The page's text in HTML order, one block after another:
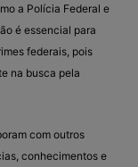
a Polícia Federal e
é essencial para
federais, pois
na busca pela
com outros
conhecimentos e